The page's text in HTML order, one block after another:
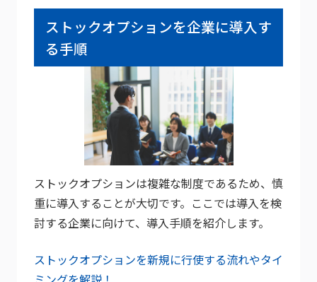
ストックオプションを企業に導入す
る手順
ストックオプションは複雑な制度であるため、慎
重に導入することが大切です。ここでは導入を検
討する企業に向けて、導入手順を紹介します。
ストックオプションを新規に行使する流れやタイ